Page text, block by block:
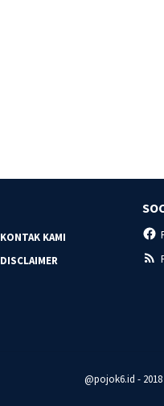
KONTAK KAMI
DISCLAIMER
@pojok6.id - 2018